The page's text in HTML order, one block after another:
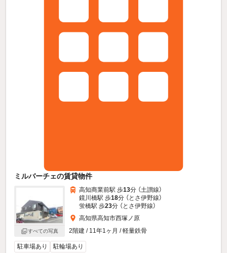
ミルバーチェの賃貸物件
すべての写真
高知商業前駅 歩13分 （土讃線）
鏡川橋駅 歩18分 （とさ伊野線）
蛍橋駅 歩23分 （とさ伊野線）
高知県高知市西塚ノ原
2階建 / 11年1ヶ月 / 軽量鉄骨
駐車場あり 駐輪場あり